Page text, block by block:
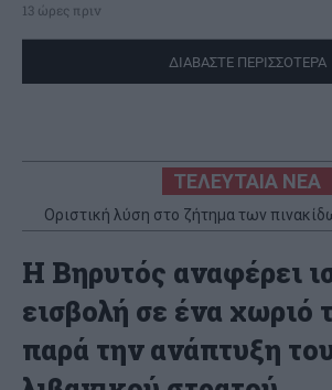
13 ώρες πριν
ΔΙΑΒΑΣΤΕ ΠΕΡΙΣΣΟΤΕΡΑ